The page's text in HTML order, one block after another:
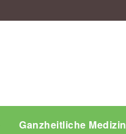
Ganzheitliche Medizin